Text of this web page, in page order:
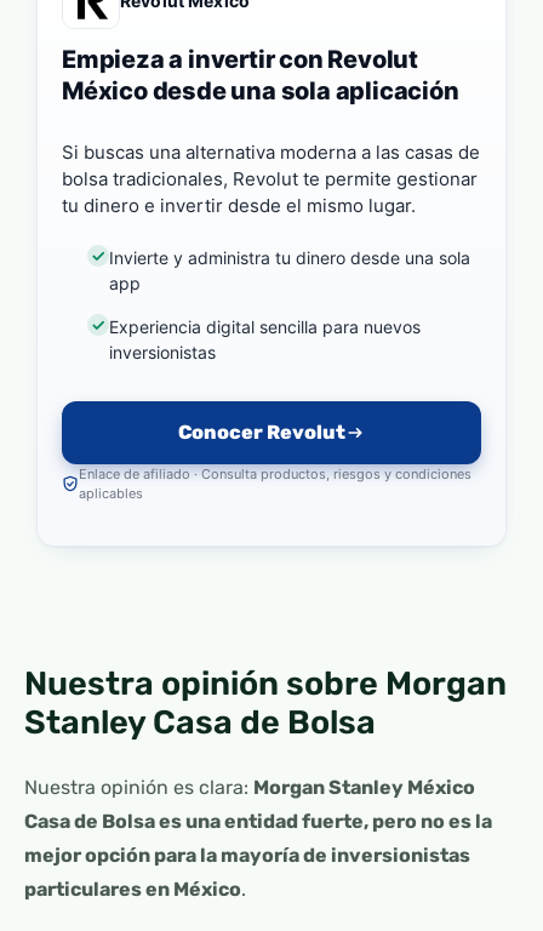
Empieza a invertir con Revolut
México desde una sola aplicación
Si buscas una alternativa moderna a las casas de
bolsa tradicionales, Revolut te permite gestionar
tu dinero e invertir desde el mismo lugar.
Invierte y administra tu dinero desde una sola
app
Experiencia digital sencilla para nuevos
inversionistas
Conocer Revolut
Enlace de afiliado · Consulta productos, riesgos y condiciones
aplicables
Nuestra opinión sobre Morgan
Stanley Casa de Bolsa
Nuestra opinión es clara: Morgan Stanley México
Casa de Bolsa es una entidad fuerte, pero no es la
mejor opción para la mayoría de inversionistas
particulares en México.